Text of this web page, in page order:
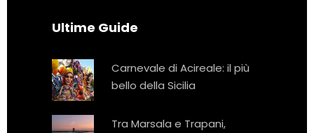
Ultime Guide
Carnevale di Acireale: il più
bello della Sicilia
Tra Marsala e Trapani,